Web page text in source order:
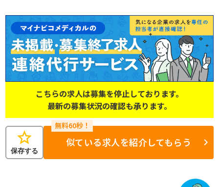
こちらの求人は募集を停止しております。
最新の募集状況の確認も承ります。
star
保存する
似ている求人を紹介してもらう